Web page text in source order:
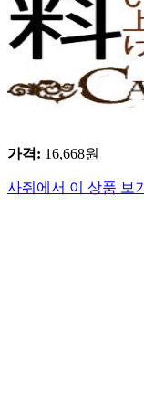
가격: 16,668원
사줘에서 이 상품 보기